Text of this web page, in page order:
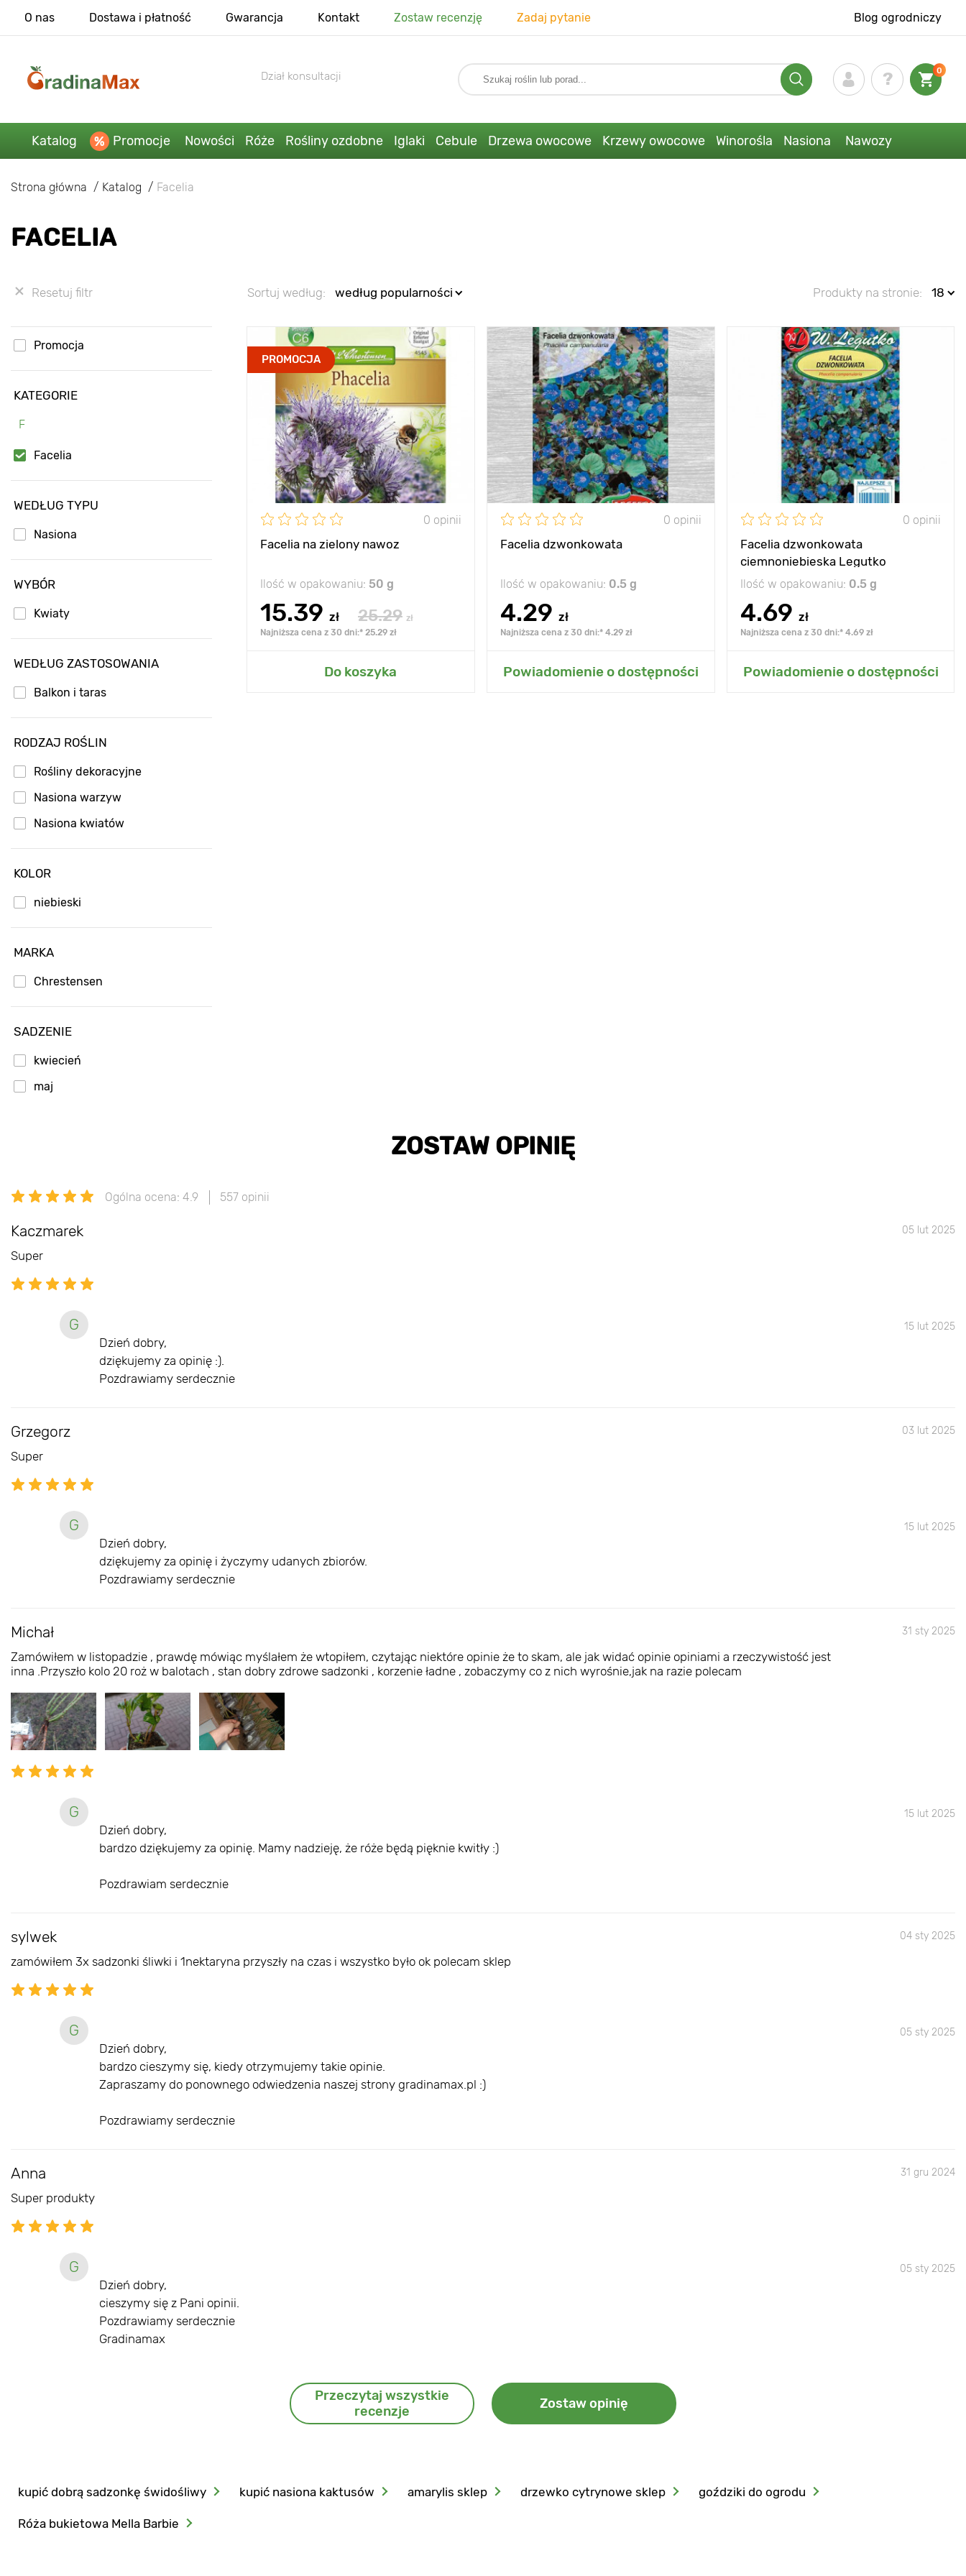
O nas Dostawa i płatność Gwarancja Kontakt Zostaw recenzję Zadaj pytanie Blog ogrodniczy
Dział konsultacji 0
Katalog Promocje Nowości Róże Rośliny ozdobne Iglaki Cebule Drzewa owocowe Krzewy owocowe Winorośla Nasiona Nawozy
Strona główna Katalog Facelia
FACELIA
Resetuj filtr
Promocja
KATEGORIE
F
Facelia
WEDŁUG TYPU
Nasiona
WYBÓR
Kwiaty
WEDŁUG ZASTOSOWANIA
Balkon i taras
RODZAJ ROŚLIN
Rośliny dekoracyjne
Nasiona warzyw
Nasiona kwiatów
KOLOR
niebieski
MARKA
Chrestensen
SADZENIE
kwiecień
maj
Sortuj według: według popularności Produkty na stronie: 18
PROMOCJA
0 opinii
Facelia na zielony nawoz
Ilość w opakowaniu: 50 g
15.39 zł 25.29 zł
Najniższa cena z 30 dni:* 25.29 zł
Do koszyka
Zalety
poprawia strukturę
Wysokość
Rozstawa 5 х 5 cm
Stanowisko słońce
Dodaj do mojego ogrodu
0 opinii
Facelia dzwonkowata
Ilość w opakowaniu: 0.5 g
4.29 zł
Najniższa cena z 30 dni:* 4.29 zł
Powiadomienie o dostępności
Zalety Roślina jednoroczna
Wysokość 20-30 cm
Rozstawa 20-30 cm
Stanowisko słońce, półcień
Dodaj do mojego ogrodu
0 opinii
Facelia dzwonkowata
ciemnoniebieska Legutko
Ilość w opakowaniu: 0.5 g
4.69 zł
Najniższa cena z 30 dni:* 4.69 zł
Powiadomienie o dostępności
roślina jednoroczna
Wysokość 20 - 30 cm
Rozstawa 25 - 30 cm
Stanowisko
Dodaj do mojego ogrodu
ZOSTAW OPINIĘ
Ogólna ocena: 4.9 557 opinii
Kaczmarek 05 lut 2025
Super
G 15 lut 2025
Dzień dobry,
dziękujemy za opinię :).
Pozdrawiamy serdecznie
Grzegorz 03 lut 2025
Super
G 15 lut 2025
Dzień dobry,
dziękujemy za opinię i życzymy udanych zbiorów.
Pozdrawiamy serdecznie
Michał 31 sty 2025
Zamówiłem w listopadzie , prawdę mówiąc myślałem że wtopiłem, czytając niektóre opinie że to skam, ale jak widać opinie opiniami a rzeczywistość jest
inna .Przyszło kolo 20 roż w balotach , stan dobry zdrowe sadzonki , korzenie ładne , zobaczymy co z nich wyrośnie,jak na razie polecam
G 15 lut 2025
Dzień dobry,
bardzo dziękujemy za opinię. Mamy nadzieję, że róże będą pięknie kwitły :)
Pozdrawiam serdecznie
sylwek 04 sty 2025
zamówiłem 3x sadzonki śliwki i 1nektaryna przyszły na czas i wszystko było ok polecam sklep
G 05 sty 2025
Dzień dobry,
bardzo cieszymy się, kiedy otrzymujemy takie opinie.
Zapraszamy do ponownego odwiedzenia naszej strony gradinamax.pl :)
Pozdrawiamy serdecznie
Anna 31 gru 2024
Super produkty
G 05 sty 2025
Dzień dobry,
cieszymy się z Pani opinii.
Pozdrawiamy serdecznie
Gradinamax
Przeczytaj wszystkie
recenzje
Zostaw opinię
kupić dobrą sadzonkę świdośliwy kupić nasiona kaktusów amarylis sklep drzewko cytrynowe sklep goździki do ogrodu
Róża bukietowa Mella Barbie